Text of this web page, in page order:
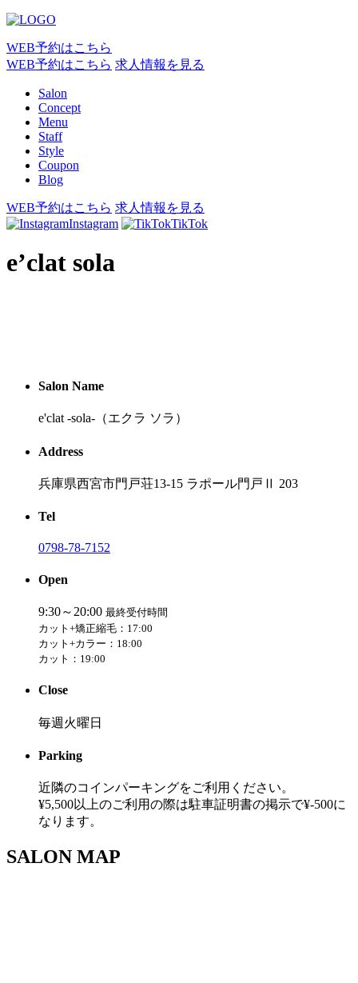
WEB予約はこちら
WEB予約はこちら 求人情報を見る
Salon
Concept
Menu
Staff
Style
Coupon
Blog
WEB予約はこちら 求人情報を見る
Instagram
TikTok
e’clat sola
Salon Name
e'clat -sola- （エクラ ソラ）
Address
兵庫県西宮市門戸荘13-15 ラポール門戸Ⅱ 203
Tel
0798-78-7152
Open
9:30～20:00 最終受付時間
カット+矯正縮毛：17:00
カット+カラー：18:00
カット：19:00
Close
毎週火曜日
Parking
近隣のコインパーキングをご利用ください。
¥5,500以上のご利用の際は駐車証明書の掲示で¥-500に
なります。
SALON MAP